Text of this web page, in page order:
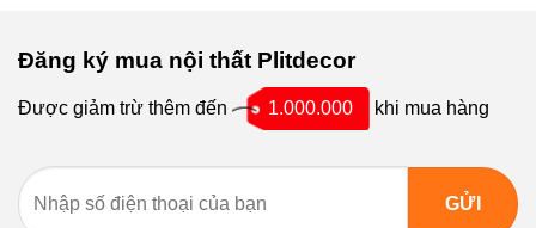
Đăng ký mua nội thất Plitdecor
Được giảm trừ thêm đến 1.000.000 khi mua hàng